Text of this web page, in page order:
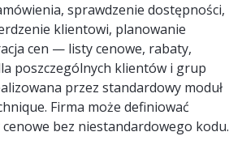
sprawdzenie dostępności,
klientowi, planowanie
cen — listy cenowe, rabaty,
poszczególnych klientów i grup
przez standardowy moduł
Firma może definiować
bez niestandardowego kodu.